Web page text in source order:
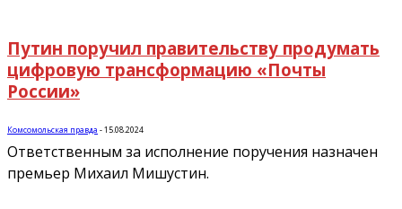
Путин поручил правительству продумать
цифровую трансформацию «Почты
России»
Комсомольская правда -15.08.2024
Ответственным за исполнение поручения назначен
премьер Михаил Мишустин.